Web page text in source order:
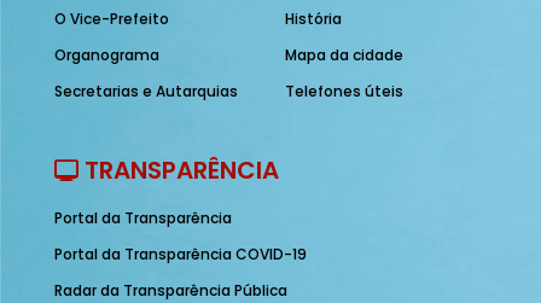
O Vice-Prefeito
Organograma
Secretarias e Autarquias
História
Mapa da cidade
Telefones úteis
TRANSPARÊNCIA
Portal da Transparência
Portal da Transparência COVID-19
Radar da Transparência Pública